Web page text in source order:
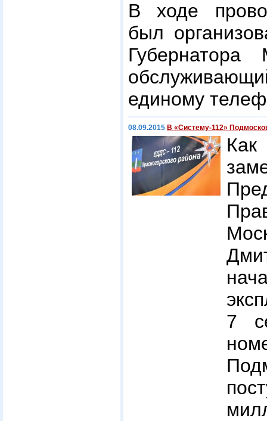
В ходе
был
Губернатора
единому
08.09.2015 В «Систему-112»
7